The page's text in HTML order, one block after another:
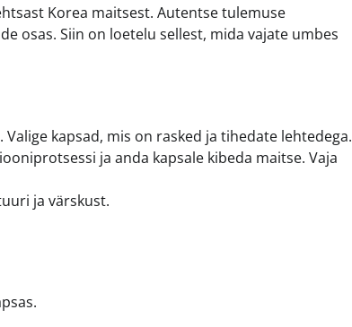
Korea maitsest. Autentse tulemuse
osas. Siin on loetelu sellest, mida vajate umbes
kapsad, mis on rasked ja tihedate lehtedega.
ja anda kapsale kibeda maitse. Vaja
ja värskust.